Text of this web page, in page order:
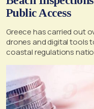
Public Access
Greece has carried out
drones and digital tools
coastal regulations